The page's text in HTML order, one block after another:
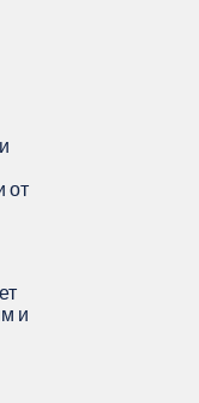
от
и